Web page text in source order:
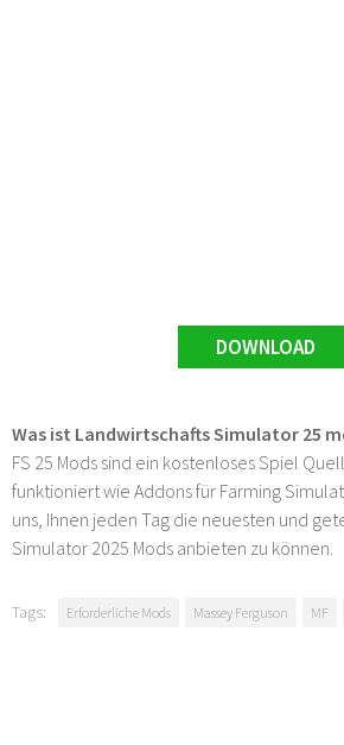
DOWNLOAD
Was ist Landwirtschafts Simulator 25
FS 25 Mods sind ein kostenloses Spiel
funktioniert wie Addons für Farming
uns, Ihnen jeden Tag die neuesten und
Simulator 2025 Mods anbieten zu können.
Tags: Erforderliche Mods Massey Ferguson MF